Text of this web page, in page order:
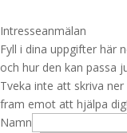
Intresseanmälan
Fyll i dina uppgifter här
och hur den kan passa
Tveka inte att skriva
fram emot att hjälpa dig!
Namn